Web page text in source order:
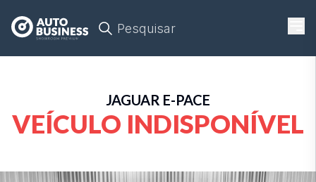
Pesquisar
JAGUAR E-PACE
VEÍCULO INDISPONÍVEL